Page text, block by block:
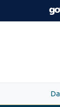
Skip to main